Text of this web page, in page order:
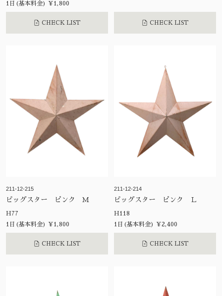
1日(基本料金) ¥1,800
CHECK LIST CHECK LIST
211-12-215
ビッグスター ピンク Ｍ
H77
1日(基本料金) ¥1,800
CHECK LIST
211-12-214
ビッグスター ピンク Ｌ
H118
1日(基本料金) ¥2,400
CHECK LIST